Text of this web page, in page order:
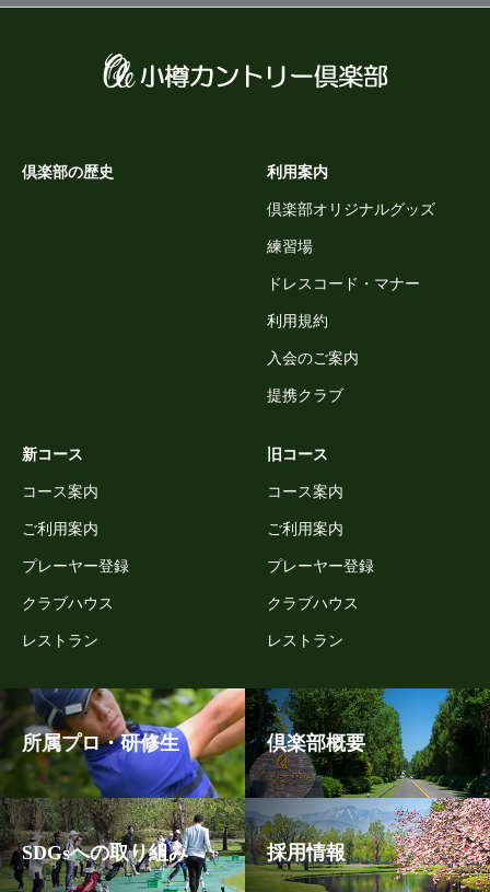
倶楽部の歴史 利用案内
倶楽部オリジナルグッズ
練習場
ドレスコード・マナー
利用規約
入会のご案内
提携クラブ
新コース
コース案内
ご利用案内
プレーヤー登録
クラブハウス
レストラン
旧コース
コース案内
ご利用案内
プレーヤー登録
クラブハウス
レストラン
所属プロ・研修生 倶楽部概要
SDGsへの取り組み 採用情報